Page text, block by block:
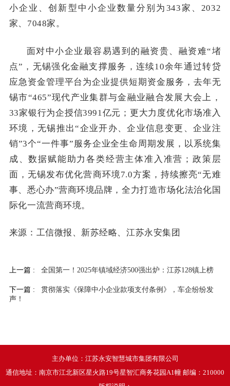
小企业、创新型中小企业数量分别为343家、2032
家、7048家。
面对中小企业最容易遇到的融资贵、融资难“堵
点”，无锡强化金融支撑服务，连续10余年通过转贷
应急资金管理平台为企业提供短期资金服务，去年无
锡市“465”现代产业集群与金融业融合发展大会上，
33家银行为企授信3991亿元；更大力度优化市场准入
环境，无锡推出“企业开办、企业信息变更、企业注
销”3个“一件事”服务企业全生命周期发展，以系统集
成、数据赋能助力各类经营主体准入准营；政策层
面，无锡发布优化营商环境7.0方案，持续擦亮“无难
事、悉心办”营商环境品牌，全力打造市场化法治化国
际化一流营商环境。
来源： 工信微报、新苏经略、江苏永安集团
上一篇 : 全国第一！2025年镇域经济500强出炉：江苏128镇上榜
下一篇 : 贯彻落实《保障中小企业款项支付条例》，车企纷纷发
声！
主办单位：江苏永安智慧城市集团有限公司
通信地址：南京市江北新区星火路19号星智汇商务花园A1幢 邮编：210000